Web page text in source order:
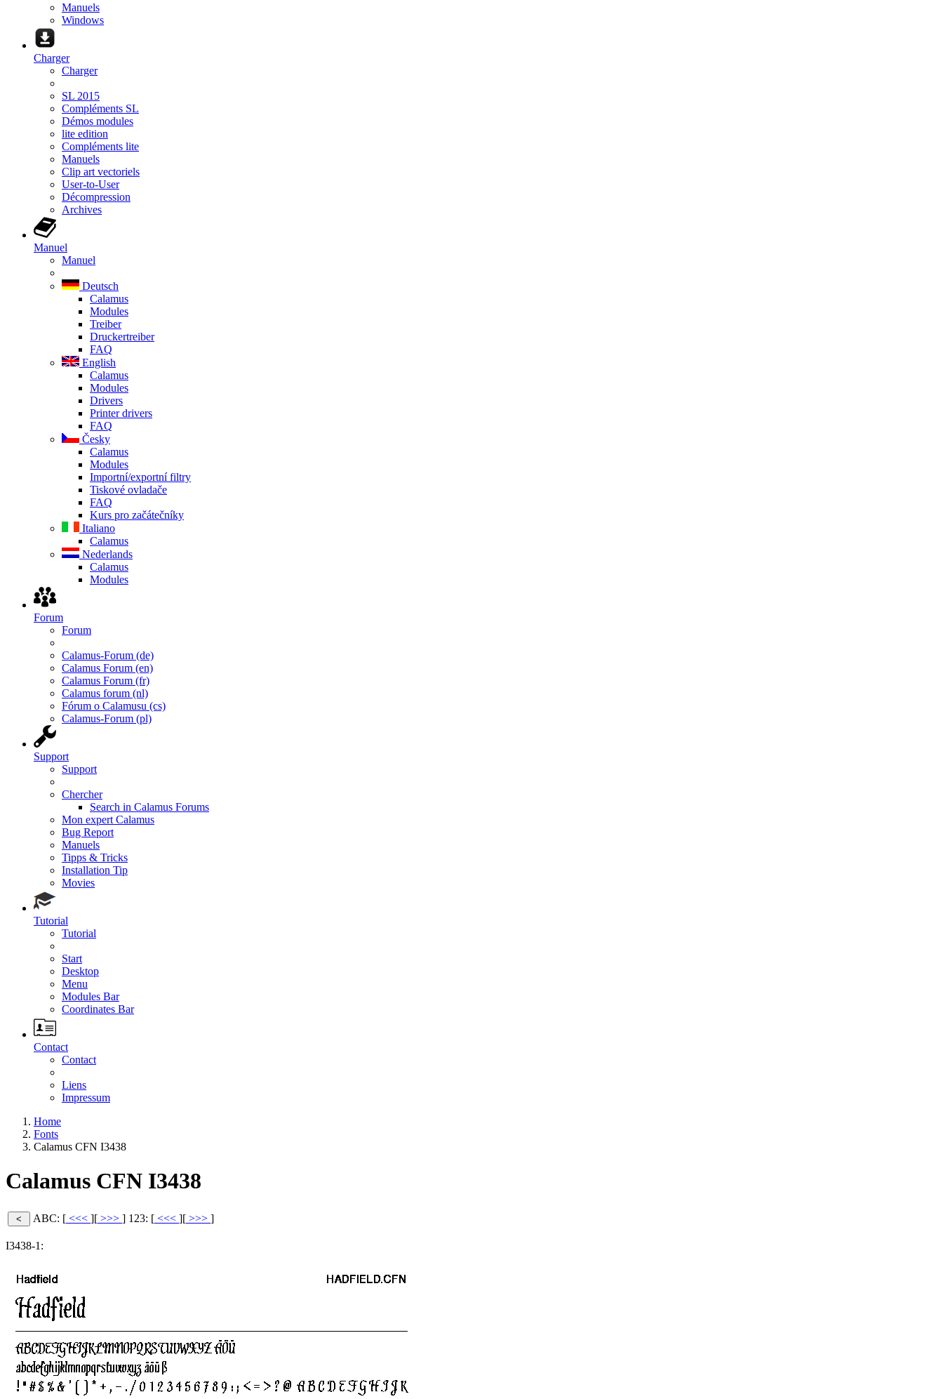
Manuels
Windows
Charger
Charger
SL 2015
Compléments SL
Démos modules
lite edition
Compléments lite
Manuels
Clip art vectoriels
User-to-User
Décompression
Archives
Manuel
Manuel
Deutsch
Calamus
Modules
Treiber
Druckertreiber
FAQ
English
Calamus
Modules
Drivers
Printer drivers
FAQ
Česky
Calamus
Modules
Importní/exportní filtry
Tiskové ovladače
FAQ
Kurs pro začátečníky
Italiano
Calamus
Nederlands
Calamus
Modules
Forum
Forum
Calamus-Forum (de)
Calamus Forum (en)
Calamus Forum (fr)
Calamus forum (nl)
Fórum o Calamusu (cs)
Calamus-Forum (pl)
Support
Support
Chercher
Search in Calamus Forums
Mon expert Calamus
Bug Report
Manuels
Tipps & Tricks
Installation Tip
Movies
Tutorial
Tutorial
Start
Desktop
Menu
Modules Bar
Coordinates Bar
Contact
Contact
Liens
Impressum
Home
Fonts
Calamus CFN I3438
Calamus CFN I3438
ABC: [ <<< ][ >>> ] 123: [ <<< ][ >>> ]
I3438-1: